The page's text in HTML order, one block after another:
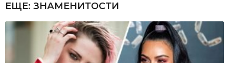
ЕЩЕ: ЗНАМЕНИТОСТИ